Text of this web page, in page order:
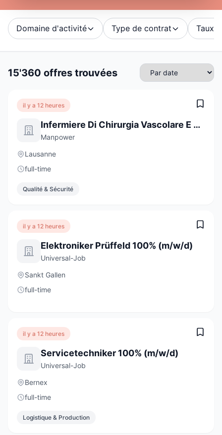
Domaine d'activité Type de contrat Taux
15'360 offres trouvées
il y a 12 heures
Infermiere Di Chirurgia Vascolare E Cardiaca
Manpower
Lausanne
full-time
Qualité & Sécurité
il y a 12 heures
Elektroniker Prüffeld 100% (m/w/d)
Universal-Job
Sankt Gallen
full-time
il y a 12 heures
Servicetechniker 100% (m/w/d)
Universal-Job
Bernex
full-time
Logistique & Production